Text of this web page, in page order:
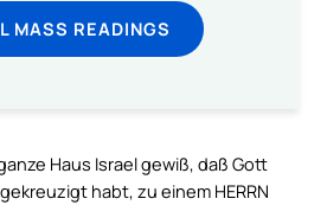
MASS READINGS
Haus Israel gewiß, daß Gott
habt, zu einem HERRN